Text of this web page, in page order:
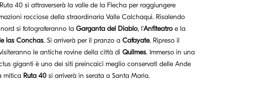
40 si attraverserà la valle de la Flecha per raggiungere
rocciose della straordinaria Valle Calchaquì. Risalendo
si fotograferanno la Garganta del Diablo, l’Anfiteatro e la
las Conchas. Si arriverà per il pranzo a Cafayate. Ripreso il
le antiche rovine della città di Quilmes. Immerso in una
giganti è uno dei siti preincaici meglio conservati delle Ande
mitica Ruta 40 si arriverà in serata a Santa Maria.